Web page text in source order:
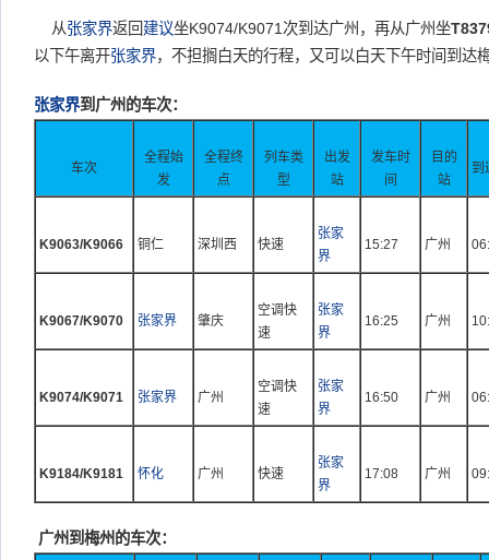
从张家界返回 建议坐K9074/K9071次到达广州，再从广州坐
以下午离开张家界，不担搁白天的行程，又可以白天下午时间到达
张家界到广州的车次：
车次
全程始
发
全程终
点
列车类
型
出发
站
发车时
间
目的
站
到
K9063/K9066 铜仁 深圳西 快速
张家
界
15:27 广州
K9067/K9070 张家界 肇庆
空调快
速
张家
界
16:25 广州
K9074/K9071 张家界 广州
空调快
速
张家
界
16:50 广州
K9184/K9181 怀化 广州 快速
张家
界
17:08 广州
广州到梅州的车次：